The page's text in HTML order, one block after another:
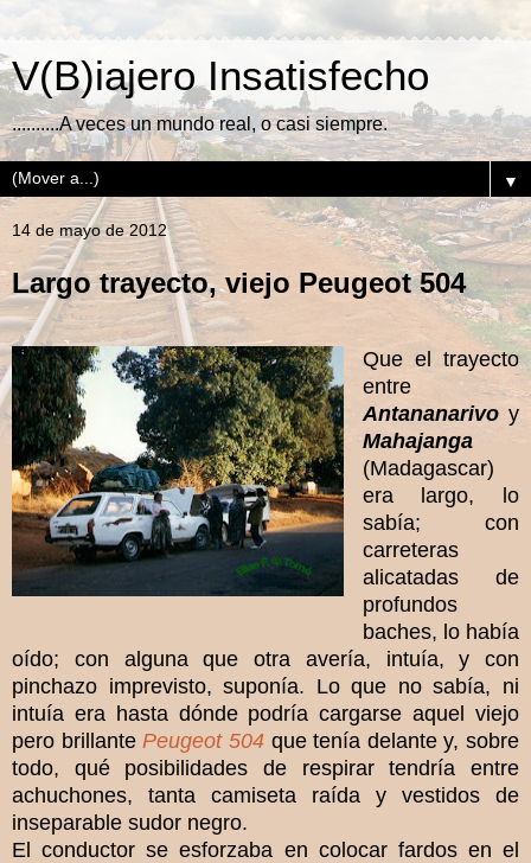
V(B)iajero Insatisfecho
..........A veces un mundo real, o casi siempre.
▼
14 de mayo de 2012
Largo trayecto, viejo Peugeot 504
Que el trayecto
entre
Antananarivoy
Mahajanga
(Madagascar)
era largo, lo
sabía; con
carreteras
alicatadas de
profundos
baches, lo había
oído; con alguna que otra avería, intuía, y con
pinchazo imprevisto, suponía. Lo que no sabía, ni
intuía era hasta dónde podría cargarse aquel viejo
pero brillante Peugeot 504 que tenía delante y, sobre
todo, qué posibilidades de respirar tendría entre
achuchones, tanta camiseta raída y vestidos de
inseparable sudor negro.
El conductor se esforzaba en colocar fardos en el